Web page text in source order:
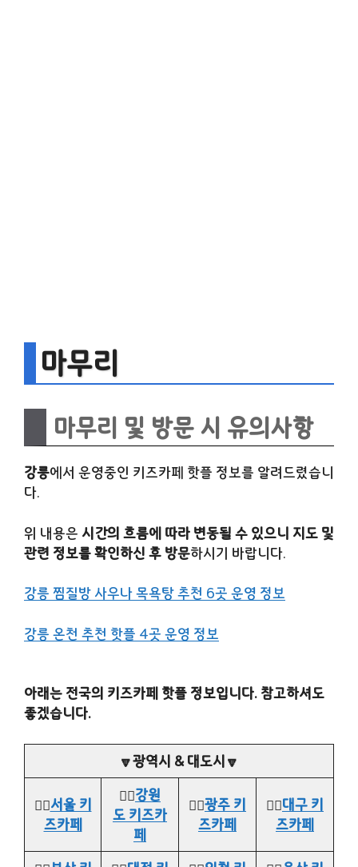
마무리
마무리 및 방문 시 유의사항
강릉에서 운영중인 키즈카페 핫플 정보를 알려드렸습니
다.
위 내용은 시간의 흐름에 따라 변동될 수 있으니 지도 및
관련 정보를 확인하신 후 방문하시기 바랍니다.
강릉 찜질방 사우나 목욕탕 추천 6곳 운영 정보
강릉 온천 추천 핫플 4곳 운영 정보
아래는 전국의 키즈카페 핫플 정보입니다. 참고하셔도
좋겠습니다.
🔽광역시 & 대도시🔽
👉🏻서울 키
즈카페
👉🏻강원
도 키즈카
페
👉🏻광주 키
즈카페
👉🏻대구 키
즈카페